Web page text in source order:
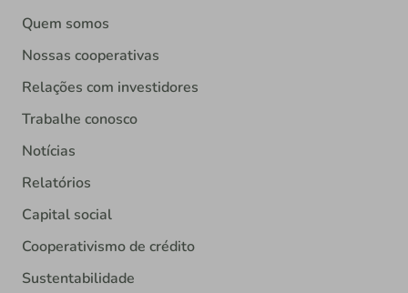
Quem somos
Nossas cooperativas
Relações com investidores
Trabalhe conosco
Notícias
Relatórios
Capital social
Cooperativismo de crédito
Sustentabilidade